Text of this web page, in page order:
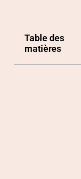
Table des
matières